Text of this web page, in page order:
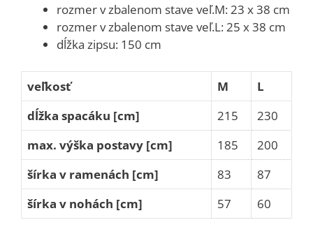
rozmer v zbalenom stave veľ.M: 23 x 38 cm
rozmer v zbalenom stave veľ.L: 25 x 38 cm
dĺžka zipsu: 150 cm
veľkosť M
L
dĺžka spacáku [cm]
215
230
max. výška postavy [cm]
185
200
šírka v ramenách [cm]
83
87
šírka v nohách [cm]
57 60